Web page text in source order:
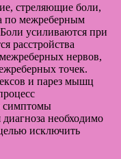
стреляющие боли,
по межреберным
усиливаются при
расстройства
нервов,
точек.
и парез мышц
симптомы
необходимо
исключить